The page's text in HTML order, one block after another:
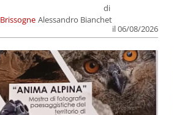
Brissogne
di
Alessandro Bianchet
il 06/08/2026